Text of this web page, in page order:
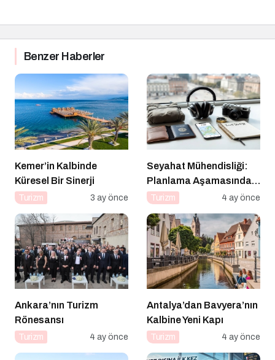
Benzer Haberler
Kemer’in Kalbinde
Küresel Bir Sinerji
Turizm 3 ay önce
Seyahat Mühendisliği:
Planlama Aşamasında
“Hacker” Olmak
Turizm 4 ay önce
Ankara’nın Turizm
Rönesansı
Turizm 4 ay önce
Antalya’dan Bavyera’nın
Kalbine Yeni Kapı
Turizm 4 ay önce